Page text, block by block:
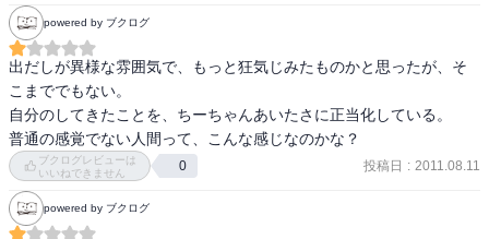
powered by ブクログ
出だしが異様な雰囲気で、もっと狂気じみたものかと思ったが、そ
こまででもない。
自分のしてきたことを、ちーちゃんあいたさに正当化している。
普通の感覚でない人間って、こんな感じなのかな？
ブクログレビューは
いいねできません
0 投稿日 : 2011.08.11
powered by ブクログ